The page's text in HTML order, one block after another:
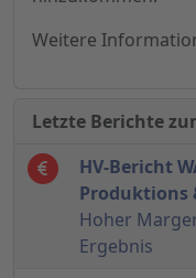
Weitere
Letzte Berichte
HV-Bericht
Produktions
Hoher
Ergebnis